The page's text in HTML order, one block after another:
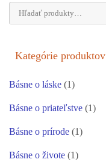
Hľadať:
Kategórie produktov
Básne o láske (1)
Básne o priateľstve (1)
Básne o prírode (1)
Básne o živote (1)